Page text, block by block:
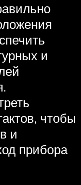
и
чтобы
и
прибора